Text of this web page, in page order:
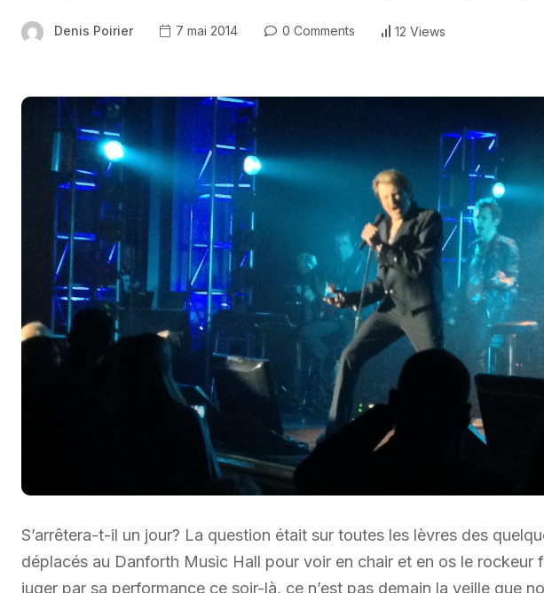
Denis Poirier 7 mai 2014 0 Comments 12 Views
S’arrêtera-t-il un jour? La question était sur toutes les lèvres des
déplacés au Danforth Music Hall pour voir en chair et en os le rockeur
juger par sa performance ce soir-là, ce n’est pas demain la veille que